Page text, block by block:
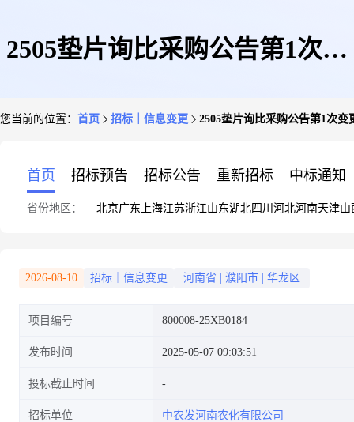
2505垫片询比采购公告第1次变
您当前的位置： 首页 招标｜信息变更 2505垫片询比采购公告第1次变
首页 招标预告 招标公告 重新招标 中标通知
省份地区： 北京广东 上海江苏浙江山东湖北四川 河北河南天津山
2026-08-10 招标｜信息变更 河南省 濮阳市 华龙区
项目编号 800008-25XB0184
发布时间 2025-05-07 09:03:51
投标截止时间
招标单位 中农发河南农化有限公司